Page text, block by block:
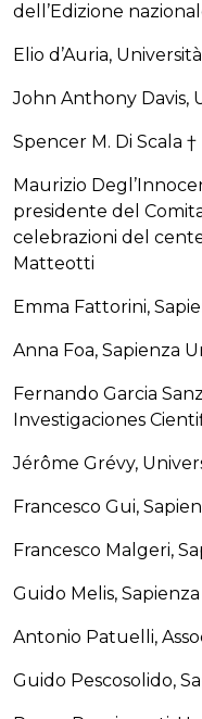
dell’Edizione
Elio d’Auria,
John Anthony Davis,
Spencer M. Di Scala †
Maurizio
presidente del
celebrazioni del
Matteotti
Emma Fattorini,
Anna Foa, Sapienza
Fernando Garcia
Investigaciones
Jérôme Grévy,
Francesco Gui,
Francesco Malgeri,
Guido Melis,
Antonio Patuelli,
Guido Pescosolido,